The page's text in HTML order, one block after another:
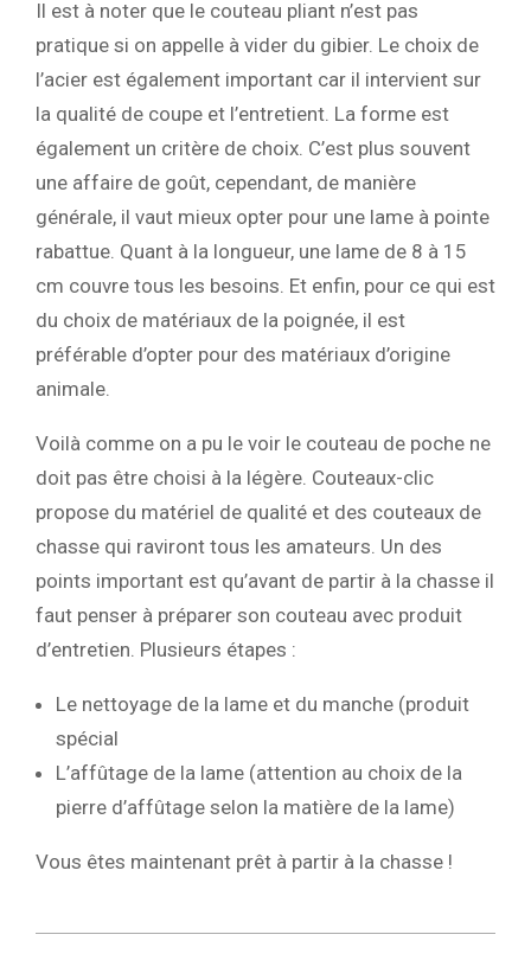
Il est à noter que le couteau pliant n’est pas
pratique si on appelle à vider du gibier. Le choix de
l’acier est également important car il intervient sur
la qualité de coupe et l’entretient. La forme est
également un critère de choix. C’est plus souvent
une affaire de goût, cependant, de manière
générale, il vaut mieux opter pour une lame à pointe
rabattue. Quant à la longueur, une lame de 8 à 15
cm couvre tous les besoins. Et enfin, pour ce qui est
du choix de matériaux de la poignée, il est
préférable d’opter pour des matériaux d’origine
animale.
Voilà comme on a pu le voir le couteau de poche ne
doit pas être choisi à la légère. Couteaux-clic
propose du matériel de qualité et des couteaux de
chasse qui raviront tous les amateurs. Un des
points important est qu’avant de partir à la chasse il
faut penser à préparer son couteau avec produit
d’entretien. Plusieurs étapes :
Le nettoyage de la lame et du manche (produit
spécial
L’affûtage de la lame (attention au choix de la
pierre d’affûtage selon la matière de la lame)
Vous êtes maintenant prêt à partir à la chasse !